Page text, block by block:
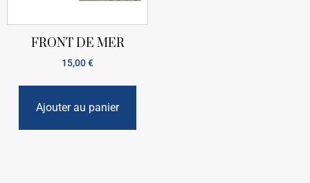
FRONT DE MER
15,00€
Ajouter au panier